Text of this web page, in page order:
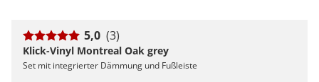
5,0 (3)
Klick-Vinyl Montreal Oak grey
Set mit integrierter Dämmung und Fußleiste